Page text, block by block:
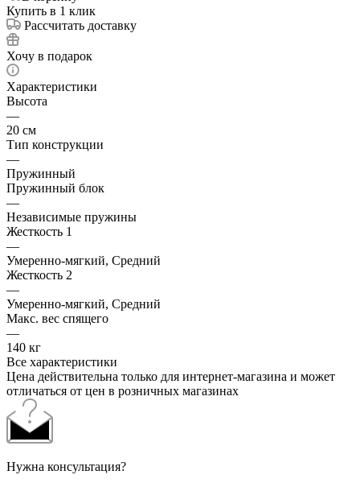
Купить в 1 клик
Рассчитать доставку
Хочу в подарок
Характеристики
Высота
—
20 см
Тип конструкции
—
Пружинный
Пружинный блок
—
Независимые пружины
Жесткость 1
—
Умеренно-мягкий, Средний
Жесткость 2
—
Умеренно-мягкий, Средний
Макс. вес спящего
—
140 кг
Все характеристики
Цена действительна только для интернет-магазина и может
отличаться от цен в розничных магазинах
Нужна консультация?